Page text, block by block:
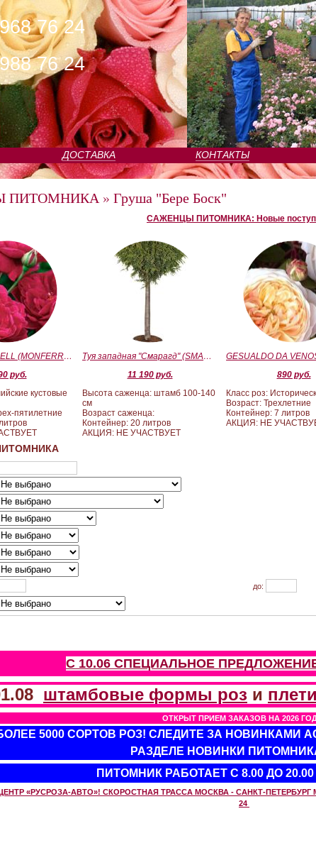
76 24
76 24
ДОСТАВКА КОНТАКТЫ
ПИТОМНИКА » Груша "Бере Боск"
САЖЕНЦЫ ПИТОМНИКА: Новые
DARCEY BUSSELL (MONFERRATO) (Дарси Басл)
руб.
кустовые
пятилетние
Туя западная "Смарагд" (SMARAGD) ШТАМБ 100-140
11 190 руб.
Высота саженца: штамб 100-140
см
Возраст саженца:
Контейнер: 20 литров
АКЦИЯ: НЕ УЧАСТВУЕТ
890 руб.
Класс роз:
Возраст: Трехлетние
Контейнер: 7 литров
АКЦИЯ: НЕ
до:
С 10.06 СПЕЦИАЛЬНОЕ
штамбовые формы роз и
ОТКРЫТ ПРИЕМ ЗАКАЗОВ НА 2026
5000 СОРТОВ РОЗ! СЛЕДИТЕ ЗА НОВИНКАМИ
РАЗДЕЛЕ НОВИНКИ
ПИТОМНИК РАБОТАЕТ С 8.00 ДО
«РУСРОЗА-АВТО»! СКОРОСТНАЯ ТРАССА МОСКВА - САНКТ-ПЕТЕРБУРГ
24